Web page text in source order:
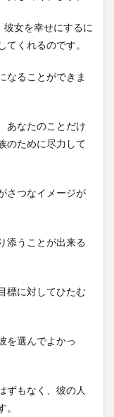
女を幸せにするに
くれるのです。
なることができま
あなたのことだけ
のために尽力して
さつなイメージが
添うことが出来る
標に対してひたむ
を選んでよかっ
ずもなく、彼の人